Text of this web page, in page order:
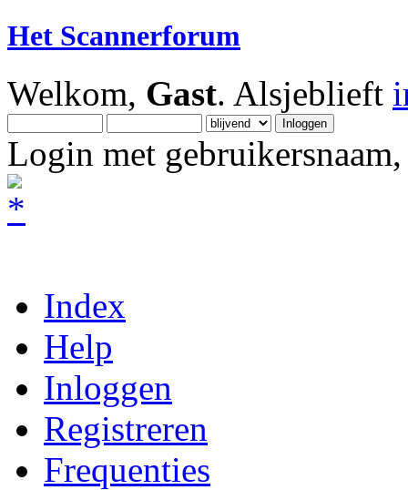
Het Scannerforum
Welkom, Gast. Alsjeblieft
Login met
Index
Help
Inloggen
Registreren
Frequenties